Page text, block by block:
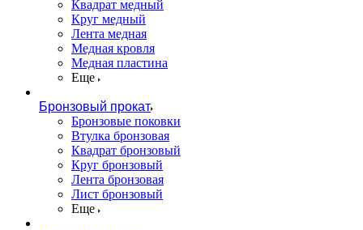
Квадрат медный
Круг медный
Лента медная
Медная кровля
Медная пластина
Еще
Бронзовый прокат
Бронзовые поковки
Втулка бронзовая
Квадрат бронзовый
Круг бронзовый
Лента бронзовая
Лист бронзовый
Еще